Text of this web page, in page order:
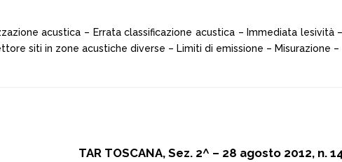
acustica – Errata classificazione acustica – Immediata
siti in zone acustiche diverse – Limiti di emissione –
TAR TOSCANA, Sez. 2^ – 28 agosto 2012, n.